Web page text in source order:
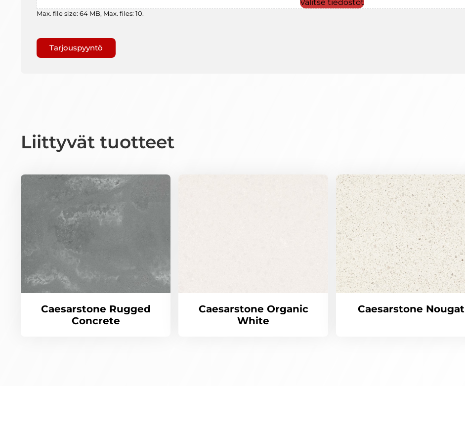
Valitse tiedostot
Max. file size: 64 MB, Max. files: 10.
Liittyvät tuotteet
Caesarstone Rugged
Concrete
Caesarstone Organic
White
Caesarstone Nougat